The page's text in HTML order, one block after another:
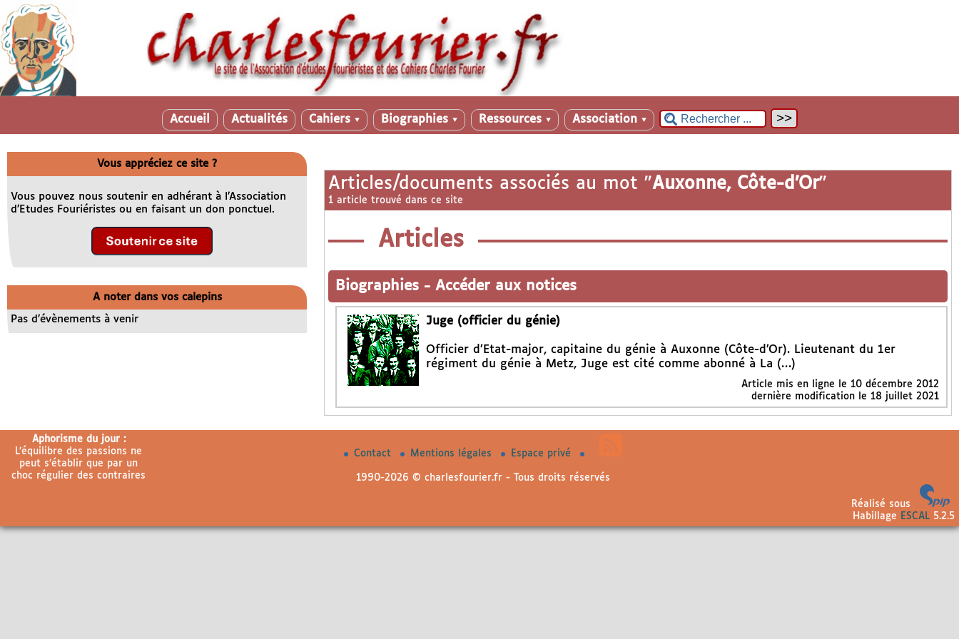
Accueil Actualités Cahiers ▼ Biographies ▼ Ressources ▼ Association ▼
Articles/documents associés au mot "Auxonne, Côte-d’Or"
1 article trouvé dans ce site
Articles
Biographies - Accéder aux notices
Juge (officier du génie)
Officier d’Etat-major, capitaine du génie à Auxonne (Côte-d’Or). Lieutenant du 1er
régiment du génie à Metz, Juge est cité comme abonné à La (…)
Article mis en ligne le 10 décembre 2012
dernière modification le 18 juillet 2021
Vous appréciez ce site ?
Vous pouvez nous soutenir en adhérant à l’Association
d’Etudes Fouriéristes ou en faisant un don ponctuel.
A noter dans vos calepins
Pas d’évènements à venir
Aphorisme du jour :
L’équilibre des passions ne
peut s’établir que par un
choc régulier des contraires
Contact Mentions légales Espace privé
1990-2026 © charlesfourier.fr - Tous droits réservés
Réalisé sous
Habillage
ESCAL5.2.5